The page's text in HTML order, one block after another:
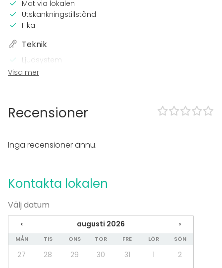
Mat via lokalen
Utskänkningstillstånd
Fika
Teknik
Ljudsystem
Projektor el.dyl.
Anteckningsmaterial
Evenemang
Spa / relax / bastu
Möte
Konferens
Mässa / Utställning
Föreställning / show
Rekreation
Stuga / boende
Visa mer
Recensioner
Inga recensioner ännu.
Kontakta lokalen
Välj datum
‹ augusti 2026 ›
MÅN TIS ONS TOR FRE LÖR SÖN
27 28 29 30 31 1
2